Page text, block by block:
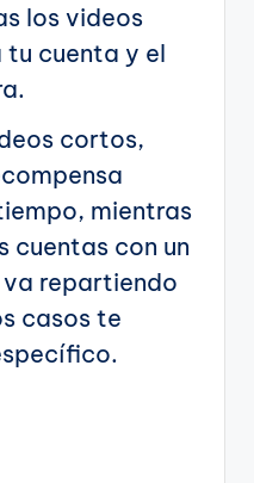
los videos
cuenta y el
cortos,
mientras
cuentas con un
repartiendo
casos te